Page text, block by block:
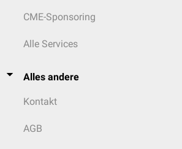
CME-Sponsoring
Alle Services
Alles andere
Kontakt
AGB